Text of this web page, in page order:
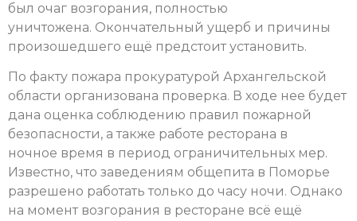
был очаг возгорания, полностью
уничтожена. Окончательный ущерб и причины
произошедшего ещё предстоит установить.
По факту пожара прокуратурой Архангельской
области организована проверка. В ходе нее будет
дана оценка соблюдению правил пожарной
безопасности, а также работе ресторана в
ночное время в период ограничительных мер.
Известно, что заведениям общепита в Поморье
разрешено работать только до часу ночи. Однако
на момент возгорания в ресторане всё ещё